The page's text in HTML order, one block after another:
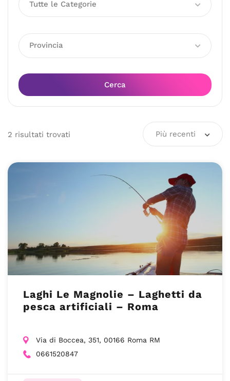
Tutte le Categorie
Provincia
Cerca
2 risultati trovati Più recenti
Laghi Le Magnolie – Laghetti da
pesca artificiali – Roma
Via di Boccea, 351, 00166 Roma RM
0661520847